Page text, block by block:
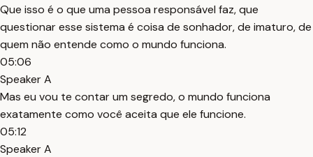
Que isso é o que uma pessoa responsável faz, que
questionar esse sistema é coisa de sonhador, de imaturo, de
quem não entende como o mundo funciona.
05:06
Speaker A
Mas eu vou te contar um segredo, o mundo funciona
exatamente como você aceita que ele funcione.
05:12
Speaker A